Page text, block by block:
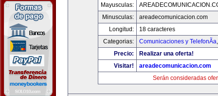
Mayusculas:
Minusculas:
areadecomunicacion.com
Longitud:
18 caracteres
Categorias:
Comunicaciones y TelefonÃ­a
Precio:
Realizar una oferta!
Visitar!
areadecomunicacion.com
Serán consideradas